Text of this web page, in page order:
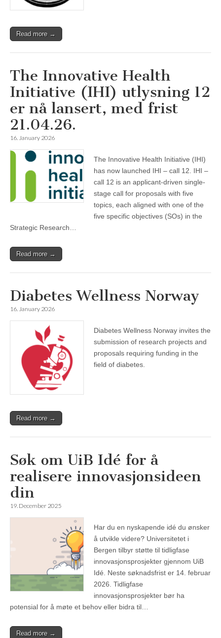
Read more →
The Innovative Health
Initiative (IHI) utlysning 12
er nå lansert, med frist
21.04.26.
16. January 2026
The Innovative Health Initiative (IHI)
has now launched IHI – call 12. IHI –
call 12 is an applicant-driven single-
stage call for proposals with five
topics, each aligned with one of the
five specific objectives (SOs) in the
Strategic Research…
Read more →
Diabetes Wellness Norway
16. January 2026
Diabetes Wellness Norway invites the
submission of research projects and
proposals requiring funding in the
field of diabetes.
Read more →
Søk om UiB Idé for å
realisere innovasjonsideen
din
19. December 2025
Har du en nyskapende idé du ønsker
å utvikle videre? Universitetet i
Bergen tilbyr støtte til tidligfase
innovasjonsprosjekter gjennom UiB
Idé. Neste søknadsfrist er 14. februar
2026. Tidligfase
innovasjonsprosjekter bør ha
potensial for å møte et behov eller bidra til…
Read more →